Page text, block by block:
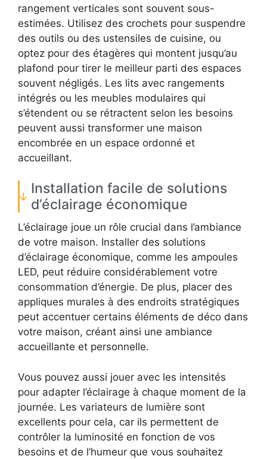
rangement verticales sont souvent sous-
estimées. Utilisez des crochets pour suspendre
des outils ou des ustensiles de cuisine, ou
optez pour des étagères qui montent jusqu’au
plafond pour tirer le meilleur parti des espaces
souvent négligés. Les lits avec rangements
intégrés ou les meubles modulaires qui
s’étendent ou se rétractent selon les besoins
peuvent aussi transformer une maison
encombrée en un espace ordonné et
accueillant.
Installation facile de solutions
d’éclairage économique
L’éclairage joue un rôle crucial dans l’ambiance
de votre maison. Installer des solutions
d’éclairage économique, comme les ampoules
LED, peut réduire considérablement votre
consommation d’énergie. De plus, placer des
appliques murales à des endroits stratégiques
peut accentuer certains éléments de déco dans
votre maison, créant ainsi une ambiance
accueillante et personnelle.
Vous pouvez aussi jouer avec les intensités
pour adapter l’éclairage à chaque moment de la
journée. Les variateurs de lumière sont
excellents pour cela, car ils permettent de
contrôler la luminosité en fonction de vos
besoins et de l’humeur que vous souhaitez